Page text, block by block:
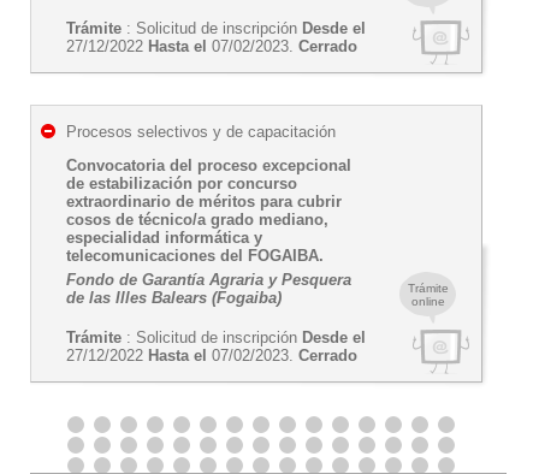
Trámite : Solicitud de inscripción Desde el
27/12/2022 Hasta el 07/02/2023. Cerrado
Trámite
online
Procesos selectivos y de capacitación
Convocatoria del proceso excepcional
de estabilización por concurso
extraordinario de méritos para cubrir
cosos de técnico/a grado mediano,
especialidad informática y
telecomunicaciones del FOGAIBA.
Fondo de Garantía Agraria y Pesquera
de las Illes Balears (Fogaiba)
Trámite : Solicitud de inscripción Desde el
27/12/2022 Hasta el 07/02/2023. Cerrado